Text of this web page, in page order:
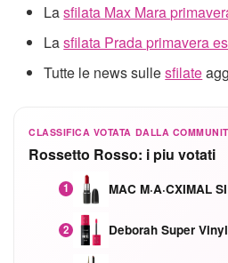
Lasfilata Max Mara
Lasfilata Prada primavera
Tutte le news sullesfilate
CLASSIFICA VOTATA DALLA
Rossetto Rosso: i piu votati
1
2 Deborah Super